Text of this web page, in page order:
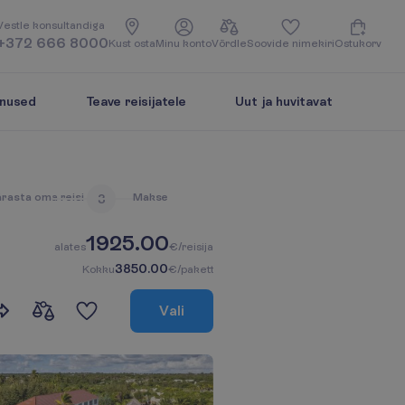
estle konsultandiga
666 8000Kust ostaMinu kontoVõrdleSoovide nimekiriOstukorv
Teave reisijatele Uut ja huvitavat
rasta oma reisi 3 Makse
alates1925.00€/reisija
Kokku3850.00€/pakett
Vali